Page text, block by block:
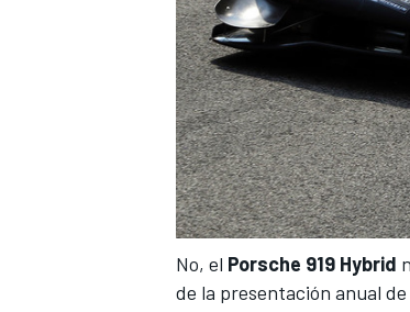
No, el Porsche 919 Hybrid
de la presentación anual